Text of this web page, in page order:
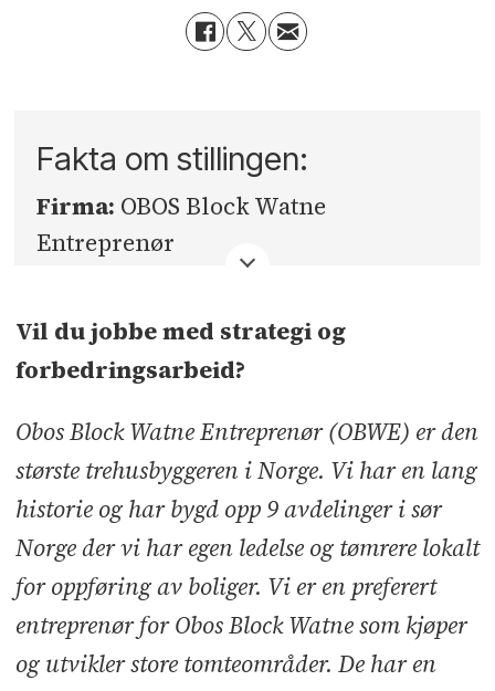
Fakta om stillingen:
Firma: OBOS Block Watne
Entreprenør
Sted:Oslo
Søknadsfrist:
14.02.2026
Vil du jobbe med strategi og
forbedringsarbeid?
Obos Block Watne Entreprenør (OBWE) er den
største trehusbyggeren i Norge. Vi har en lang
historie og har bygd opp 9 avdelinger i sør
Norge der vi har egen ledelse og tømrere lokalt
for oppføring av boliger. Vi er en preferert
entreprenør for Obos Block Watne som kjøper
og utvikler store tomteområder. De har en